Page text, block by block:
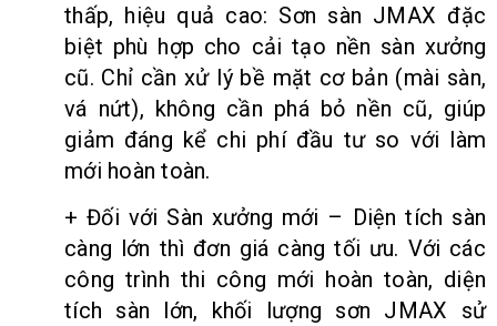
thấp, hiệu quả cao: Sơn sàn JMAX đặc
biệt phù hợp cho cải tạo nền sàn xưởng
cũ. Chỉ cần xử lý bề mặt cơ bản (mài sàn,
vá nứt), không cần phá bỏ nền cũ, giúp
giảm đáng kể chi phí đầu tư so với làm
mới hoàn toàn.
+ Đối với Sàn xưởng mới – Diện tích sàn
càng lớn thì đơn giá càng tối ưu. Với các
công trình thi công mới hoàn toàn, diện
tích sàn lớn, khối lượng sơn JMAX sử